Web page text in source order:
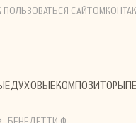
ПОЛЬЗОВАТЬСЯ САЙТОМ
ДУХОВЫЕКОМПОЗИТОРЫ